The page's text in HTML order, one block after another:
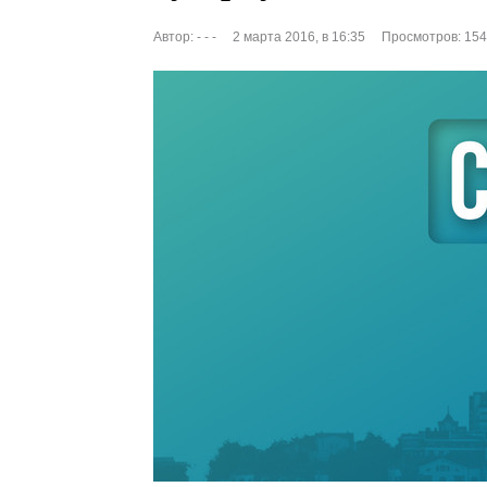
Автор: - - - 2 марта 2016, в 16:35 Просмотров: